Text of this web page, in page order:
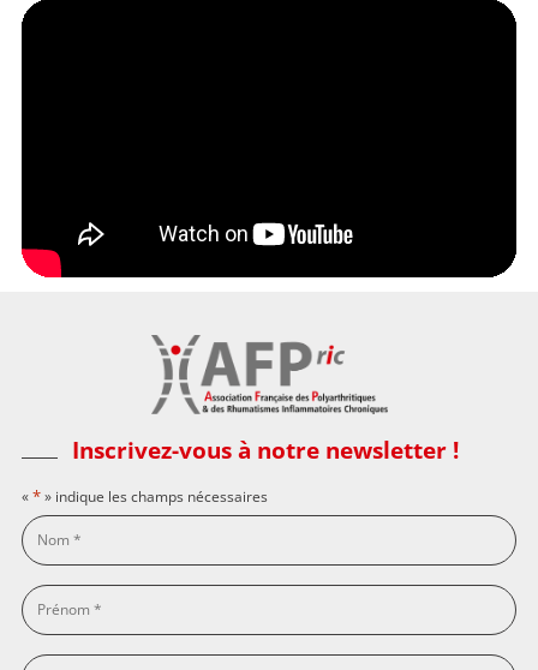
Inscrivez-vous à notre newsletter !
«*» indique les champs nécessaires